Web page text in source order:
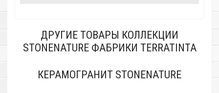
ДРУГИЕ ТОВАРЫ КОЛЛЕКЦИИ
STONENATURE ФАБРИКИ TERRATINTA
КЕРАМОГРАНИТ STONENATURE